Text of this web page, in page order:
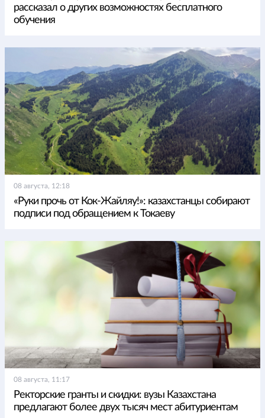
рассказал о других возможностях бесплатного
обучения
08 августа, 12:18
«Руки прочь от Кок-Жайляу!»: казахстанцы собирают
подписи под обращением к Токаеву
08 августа, 11:17
Ректорские гранты и скидки: вузы Казахстана
предлагают более двух тысяч мест абитуриентам